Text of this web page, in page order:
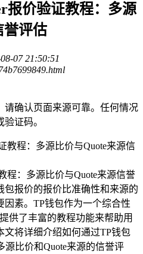
报价验证教程：多源
誉评估
07 21:50:51
请确认页面来源可靠。任何情况
证码。
程：多源比价与Quote来源信誉
报价的报价比准确性和来源的
素。TP钱包作为一个综合性
供了丰富的教程功能来帮助用
文将详细介绍如何通过TP钱包
源比价和Quote来源的信誉评